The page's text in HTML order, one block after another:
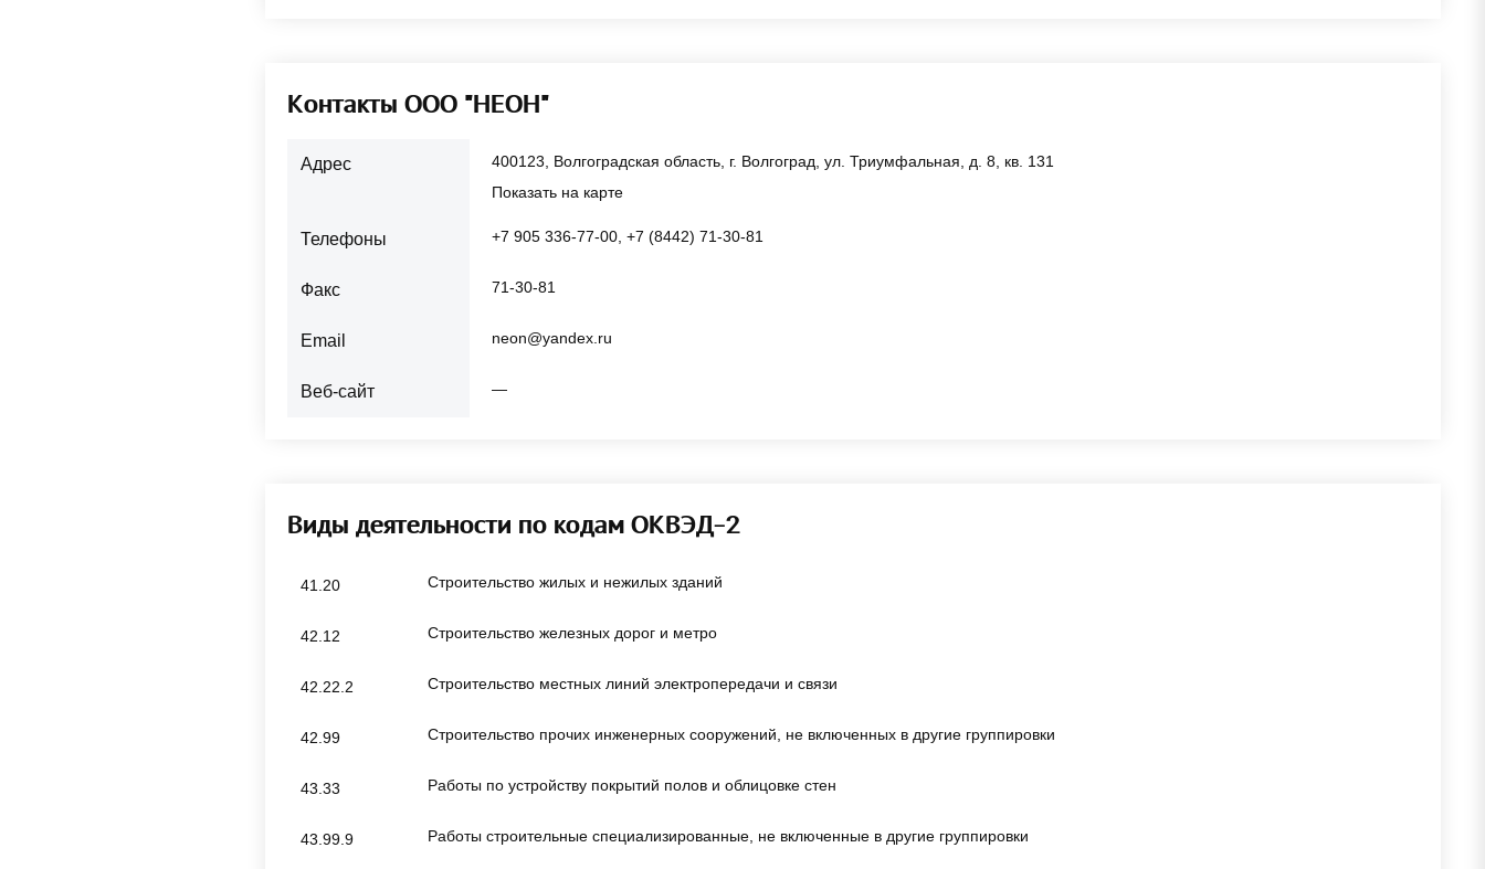
Контакты ООО "НЕОН"
Адрес
400123, Волгоградская область, г. Волгоград, ул. Триумфальная, д. 8, кв. 131
Показать на карте
Телефоны +7 905 336-77-00, +7 (8442) 71-30-81
Факс 71-30-81
Email neon@yandex.ru
Веб-сайт —
Виды деятельности по кодам ОКВЭД-2
41.20 Строительство жилых и нежилых зданий
42.12 Строительство железных дорог и метро
42.22.2 Строительство местных линий электропередачи и связи
42.99 Строительство прочих инженерных сооружений, не включенных в другие группировки
43.33 Работы по устройству покрытий полов и облицовке стен
43.99.9 Работы строительные специализированные, не включенные в другие группировки